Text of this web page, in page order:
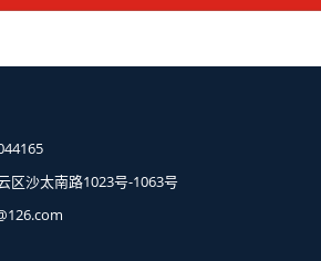
区沙太南路1023号-1063号